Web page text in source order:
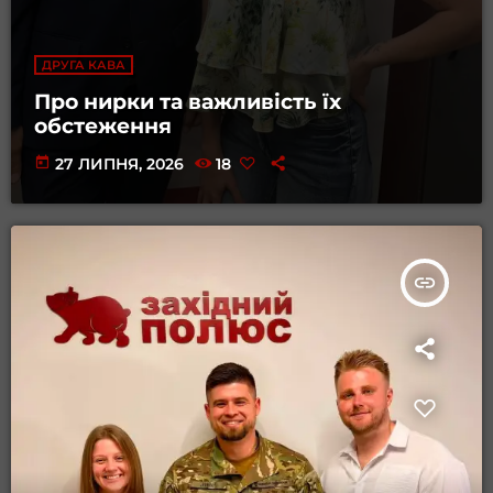
ДРУГА КАВА
Про нирки та важливість їх
обстеження
today 27 ЛИПНЯ, 2026 18
insert_link